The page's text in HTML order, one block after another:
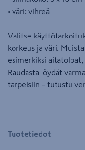
• väri: vihreä
Valitse
korkeus ja väri.
esimerkiksi
Raudasta löydät
tarpeisiin – tutustu
Tuotetiedot